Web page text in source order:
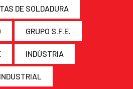
DE SOLDADURA
GRUPO S.F.E.
INDÚSTRIA